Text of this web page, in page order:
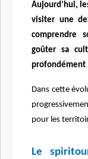
Aujourd’hui,
visiter une
comprendre
goûter sa
profondément
Dans cette
pour les
Le